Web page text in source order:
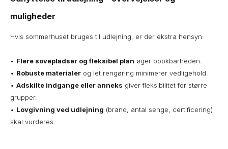
muligheder
Hvis sommerhuset bruges til udlejning, er der ekstra hensyn:
• Flere sovepladser og fleksibel plan øger bookbarheden.
• Robuste materialer og let rengøring minimerer vedligehold.
• Adskilte indgange eller anneks giver fleksibilitet for større
grupper.
• Lovgivning ved udlejning (brand, antal senge, certificering)
skal vurderes.